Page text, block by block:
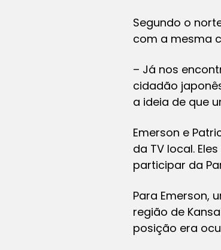
Segundo o
com a mesma
– Já nos
cidadão
a ideia de que
Emerson e
da TV local.
participar da
Para Emerson,
região de
posição era